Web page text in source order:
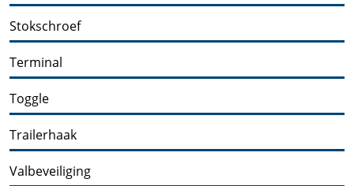
Stokschroef
Terminal
Toggle
Trailerhaak
Valbeveiliging